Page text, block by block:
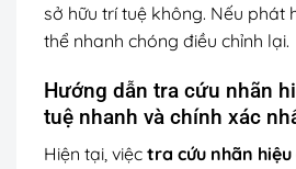
sở hữu trí tuệ không. Nếu phát
thể nhanh chóng điều chỉnh lại.
Hướng dẫn tra cứu nhãn
tuệ nhanh và chính xác
Hiện tại, việc tra cứu nhãn